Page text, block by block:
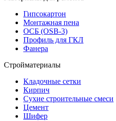
Гипсокартон
Монтажная пена
ОСБ (OSB-3)
Профиль для ГКЛ
Фанера
Стройматериалы
Кладочные сетки
Кирпич
Сухие строительные смеси
Цемент
Шифер